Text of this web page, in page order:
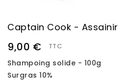
Captain Cook - Assainir
9,00 € TTC
Shampoing solide - 100g
Surgras 10%